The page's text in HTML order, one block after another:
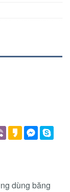
dùng băng